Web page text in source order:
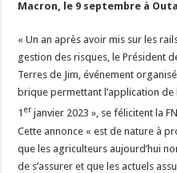
Macron, le 9 septembre à
« Un an après avoir mis sur les
gestion des risques, le Président
Terres de Jim, événement
brique permettant l’application
1 er janvier 2023 », se félicitent la
Cette annonce « est de nature à
que les agriculteurs aujourd’hui
de s’assurer et que les actuels